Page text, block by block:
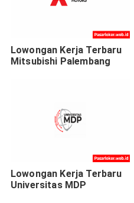
Lowongan Kerja Terbaru
Mitsubishi Palembang
Lowongan Kerja Terbaru
Universitas MDP